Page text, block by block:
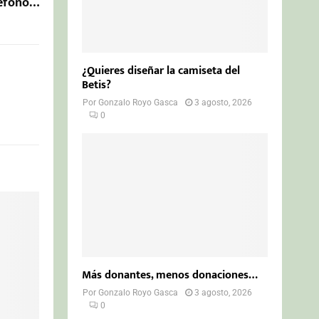
¿Quieres diseñar la camiseta del
Betis?
PorGonzalo Royo Gasca
3 agosto, 2026
0
Más donantes, menos donaciones…
PorGonzalo Royo Gasca
3 agosto, 2026
0